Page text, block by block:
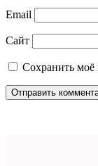
Email
Сайт
Сохранить моё